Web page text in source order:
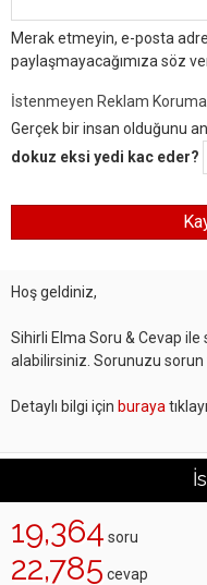
Merak etmeyin, e-posta
paylaşmayacağımıza söz
İstenmeyen Reklam
Gerçek bir insan olduğunu
dokuz eksi yedi kac eder?
Hoş geldiniz,
Sihirli Elma Soru & Cevap ile
alabilirsiniz. Sorunuzu sorun
Detaylı bilgi için buraya
19,364 soru
22,785 cevap